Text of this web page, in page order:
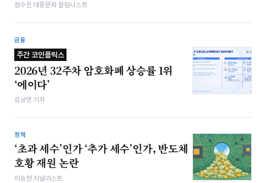
정수진 대중문화 칼럼니스트
금융
주간 코인플릭스
2026년 32주차 암호화폐 상승률 1위
‘에이다’
김상연 기자
정책
‘초과 세수’인가 ‘추가 세수’인가, 반도체
호황 재원 논란
이승현 저널리스트